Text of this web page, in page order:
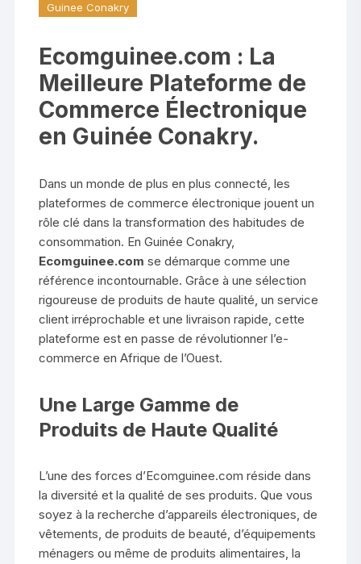
Guinee Conakry
Ecomguinee.com : La
Meilleure Plateforme de
Commerce Électronique
en Guinée Conakry.
Dans un monde de plus en plus connecté, les
plateformes de commerce électronique jouent un
rôle clé dans la transformation des habitudes de
consommation. En Guinée Conakry,
Ecomguinee.com se démarque comme une
référence incontournable. Grâce à une sélection
rigoureuse de produits de haute qualité, un service
client irréprochable et une livraison rapide, cette
plateforme est en passe de révolutionner l’e-
commerce en Afrique de l’Ouest.
Une Large Gamme de
Produits de Haute Qualité
L’une des forces d’Ecomguinee.com réside dans
la diversité et la qualité de ses produits. Que vous
soyez à la recherche d’appareils électroniques, de
vêtements, de produits de beauté, d’équipements
ménagers ou même de produits alimentaires, la